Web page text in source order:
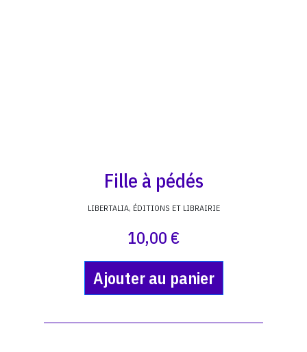
Fille à pédés
LIBERTALIA, ÉDITIONS ET LIBRAIRIE
10,00 €
Ajouter au panier